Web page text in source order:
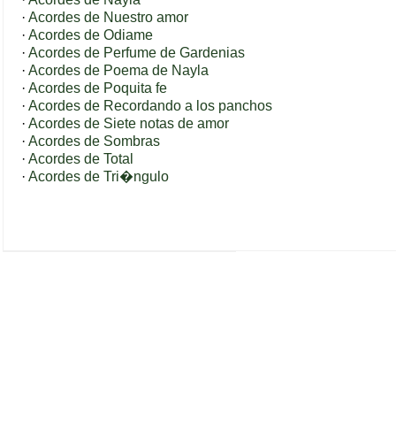
· Acordes de Nuestro amor
· Acordes de Odiame
· Acordes de Perfume de Gardenias
· Acordes de Poema de Nayla
· Acordes de Poquita fe
· Acordes de Recordando a los panchos
· Acordes de Siete notas de amor
· Acordes de Sombras
· Acordes de Total
· Acordes de Tri�ngulo